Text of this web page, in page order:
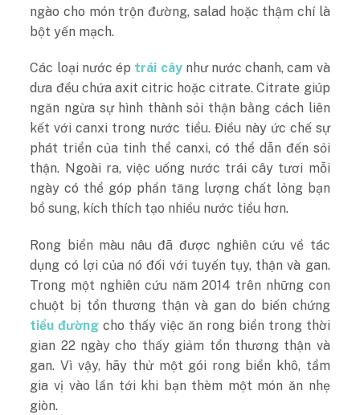
ngào cho món trộn đường, salad hoặc thậm chí là
bột yến mạch.
Các loại nước ép trái câynhư nước chanh, cam và
dưa đều chứa axit citric hoặc citrate. Citrate giúp
ngăn ngừa sự hình thành sỏi thận bằng cách liên
kết với canxi trong nước tiểu. Điều này ức chế sự
phát triển của tinh thể canxi, có thể dẫn đến sỏi
thận. Ngoài ra, việc uống nước trái cây tươi mỗi
ngày có thể góp phần tăng lượng chất lỏng bạn
bổ sung, kích thích tạo nhiều nước tiểu hơn.
Rong biển màu nâu đã được nghiên cứu về tác
dụng có lợi của nó đối với tuyến tụy, thận và gan.
Trong một nghiên cứu năm 2014 trên những con
chuột bị tổn thương thận và gan do biến chứng
tiểu đường cho thấy việc ăn rong biển trong thời
gian 22 ngày cho thấy giảm tổn thương thận và
gan. Vì vậy, hãy thử một gói rong biển khô, tẩm
gia vị vào lần tới khi bạn thèm một món ăn nhẹ
giòn.